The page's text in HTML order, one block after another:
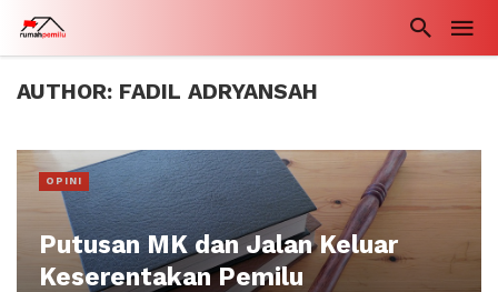
AUTHOR: FADIL ADRYANSAH
Putusan MK dan Jalan Keluar
Keserentakan Pemilu
OPINI